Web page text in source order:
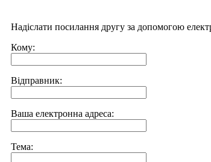
Надіслати посилання другу за допомогою
Кому:
Відправник:
Ваша електронна адреса:
Тема: